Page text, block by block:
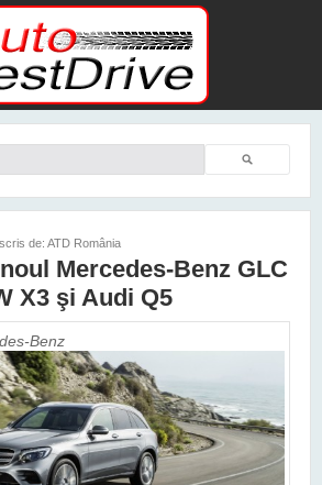
ȘI HIBRID
Căutare
, scris de: ATD România
Mercedes-Benz GLC
X3 şi Audi Q5
Benz